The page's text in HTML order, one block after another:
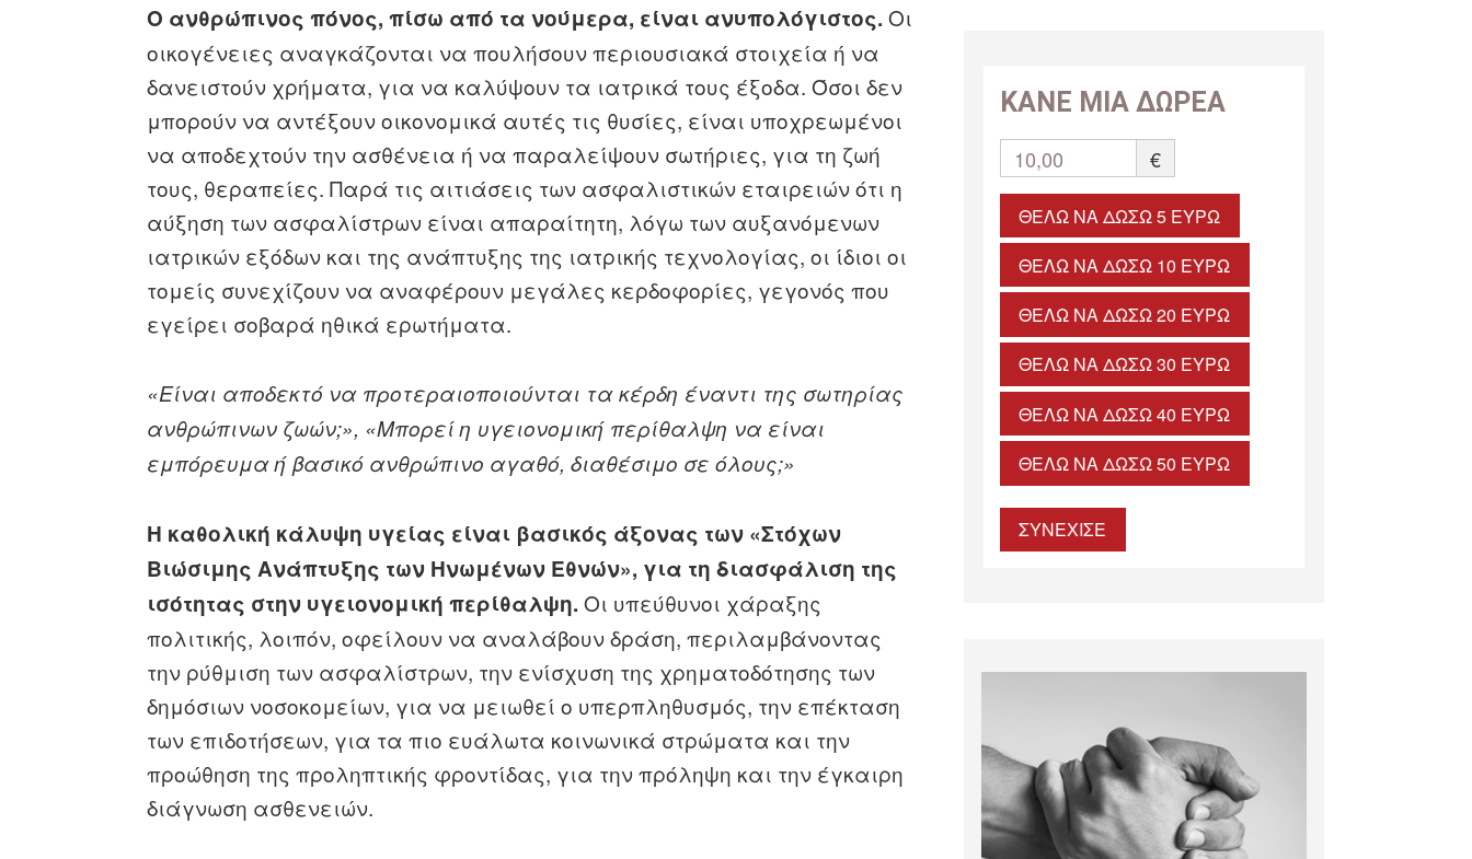
Ο ανθρώπινος πόνος, πίσω από τα νούμερα, είναι ανυπολόγιστος. Οι
οικογένειες αναγκάζονται να πουλήσουν περιουσιακά στοιχεία ή να
δανειστούν χρήματα, για να καλύψουν τα ιατρικά τους έξοδα. Όσοι δεν
μπορούν να αντέξουν οικονομικά αυτές τις θυσίες, είναι υποχρεωμένοι
να αποδεχτούν την ασθένεια ή να παραλείψουν σωτήριες, για τη ζωή
τους, θεραπείες. Παρά τις αιτιάσεις των ασφαλιστικών εταιρειών ότι η
αύξηση των ασφαλίστρων είναι απαραίτητη, λόγω των αυξανόμενων
ιατρικών εξόδων και της ανάπτυξης της ιατρικής τεχνολογίας, οι ίδιοι οι
τομείς συνεχίζουν να αναφέρουν μεγάλες κερδοφορίες, γεγονός που
εγείρει σοβαρά ηθικά ερωτήματα.
«Είναι αποδεκτό να προτεραιοποιούνται τα κέρδη έναντι της σωτηρίας
ανθρώπινων ζωών;», «Μπορείη υγειονομική περίθαλψη να είναι
εμπόρευμα ή βασικό ανθρώπινο αγαθό, διαθέσιμο σε όλους;»
Η καθολική κάλυψη υγείας είναι βασικός άξονας των «Στόχων
Βιώσιμης Ανάπτυξης των Ηνωμένων Εθνών», για τη διασφάλιση της
ισότητας στην υγειονομική περίθαλψη. Οι υπεύθυνοι χάραξης
πολιτικής, λοιπόν, οφείλουν να αναλάβουν δράση, περιλαμβάνοντας
την ρύθμιση των ασφαλίστρων, την ενίσχυση της χρηματοδότησης των
δημόσιων νοσοκομείων, για να μειωθεί ο υπερπληθυσμός, την επέκταση
των επιδοτήσεων, για τα πιο ευάλωτα κοινωνικά στρώματα και την
προώθηση της προληπτικής φροντίδας, για την πρόληψη και την έγκαιρη
διάγνωση ασθενειών.
ΚΑΝΕ ΜΙΑ ΔΩΡΕΑ
10,00 €
ΘΈΛΩ ΝΑ ΔΏΣΩ 5 ΕΥΡΏ
ΘΈΛΩ ΝΑ ΔΏΣΩ 10 ΕΥΡΏ
ΘΈΛΩ ΝΑ ΔΏΣΩ 20 ΕΥΡΏ
ΘΈΛΩ ΝΑ ΔΏΣΩ 30 ΕΥΡΏ
ΘΈΛΩ ΝΑ ΔΏΣΩ 40 ΕΥΡΏ
ΘΈΛΩ ΝΑ ΔΏΣΩ 50 ΕΥΡΏ
ΣΥΝΕΧΙΣΕ